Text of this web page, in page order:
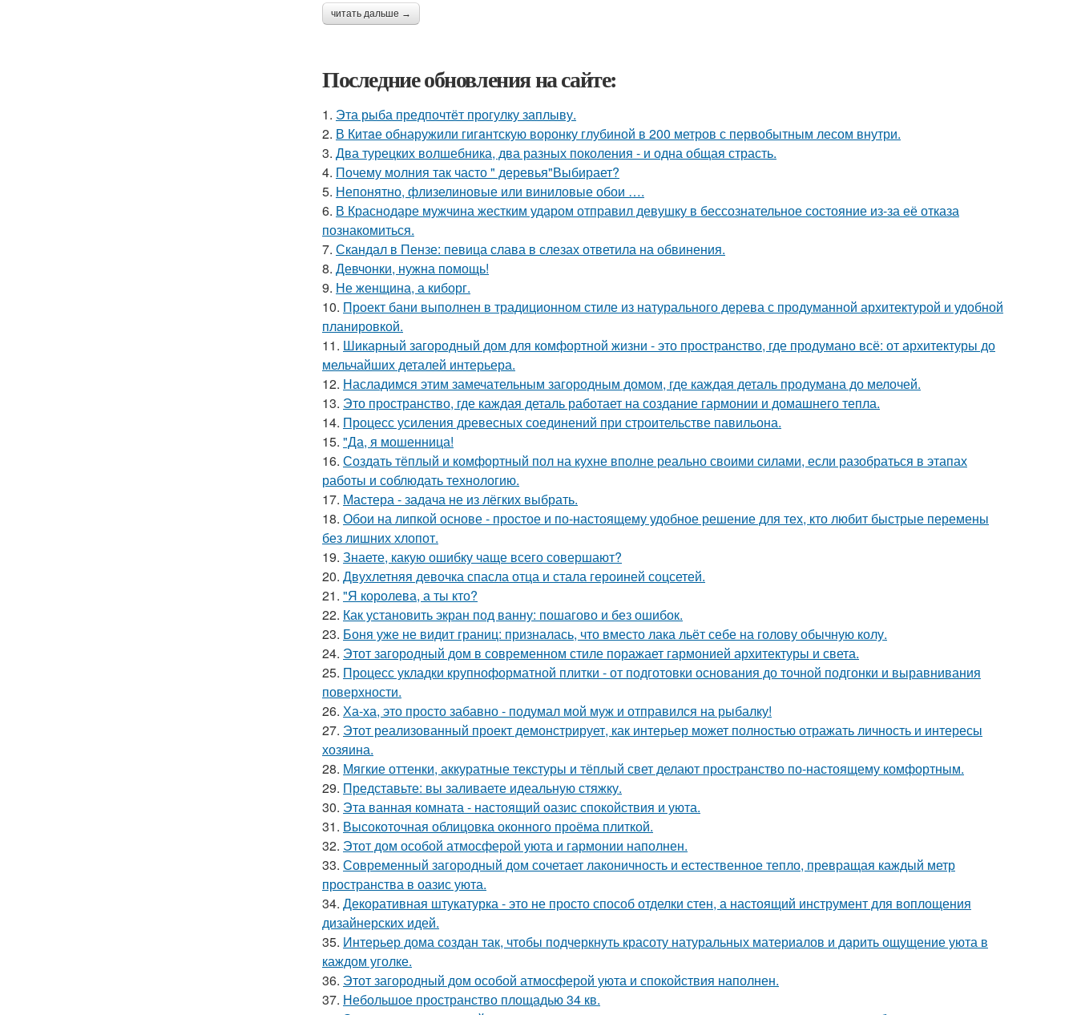
читать дальше →
Последние обновления на сайте:
1. Эта рыба предпочтёт прогулку заплыву.
2. В Китaе обнаружили гигaнтскую воронку глубиной в 200 метров с первобытным лесом внутри.
3. Два турецких волшебника, два разных поколения - и одна общая страсть.
4. Почему молния так часто " деревья"Выбирает?
5. Непонятно, флизелиновые или виниловые обои ….
6. В Краснодаре мужчина жестким ударом отправил девушку в бессознательное состояние из-за её отказа
познакомиться.
7. Скандал в Пензе: певица слава в слезах ответила на обвинения.
8. Девчонки, нужна помощь!
9. Не женщина, а киборг.
10. Проект бани выполнен в традиционном стиле из натурального дерева с продуманной архитектурой и удобной
планировкой.
11. Шикарный загородный дом для комфортной жизни - это пространство, где продумано всё: от архитектуры до
мельчайших деталей интерьера.
12. Насладимся этим замечательным загородным домом, где каждая деталь продумана до мелочей.
13. Это пространство, где каждая деталь работает на создание гармонии и домашнего тепла.
14. Процесс усиления древесных соединений при строительстве павильона.
15. "Да, я мошенница!
16. Создать тёплый и комфортный пол на кухне вполне реально своими силами, если разобраться в этапах
работы и соблюдать технологию.
17. Мастера - задача не из лёгких выбрать.
18. Обои на липкой основе - простое и по-настоящему удобное решение для тех, кто любит быстрые перемены
без лишних хлопот.
19. Знаете, какую ошибку чаще всего совершают?
20. Двухлетняя девочка спасла отца и стала героиней соцсетей.
21. "Я королева, а ты кто?
22. Как установить экран под ванну: пошагово и без ошибок.
23. Боня уже не видит границ: призналась, что вместо лака льёт себе на голову обычную колу.
24. Этот загородный дом в современном стиле поражает гармонией архитектуры и света.
25. Процесс укладки крупноформатной плитки - от подготовки основания до точной подгонки и выравнивания
поверхности.
26. Ха-ха, это просто забавно - подумал мой муж и отправился на рыбалку!
27. Этот реализованный проект демонстрирует, как интерьер может полностью отражать личность и интересы
хозяина.
28. Мягкие оттенки, аккуратные текстуры и тёплый свет делают пространство по-настоящему комфортным.
29. Представьте: вы заливаете идеальную стяжку.
30. Эта ванная комната - настоящий оазис спокойствия и уюта.
31. Высокоточная облицовка оконного проёма плиткой.
32. Этот дом особой атмосферой уюта и гармонии наполнен.
33. Современный загородный дом сочетает лаконичность и естественное тепло, превращая каждый метр
пространства в оазис уюта.
34. Декоративная штукатурка - это не просто способ отделки стен, а настоящий инструмент для воплощения
дизайнерских идей.
35. Интерьер дома создан так, чтобы подчеркнуть красоту натуральных материалов и дарить ощущение уюта в
каждом уголке.
36. Этот загородный дом особой атмосферой уюта и спокойствия наполнен.
37. Небольшое пространство площадью 34 кв.